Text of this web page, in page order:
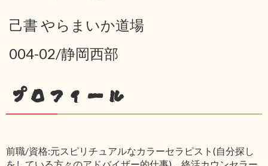
己書 やらまいか道場
004-02/静岡西部
プロフィール
前職/資格:元スピリチュアルなカラーセラピスト(自分探し